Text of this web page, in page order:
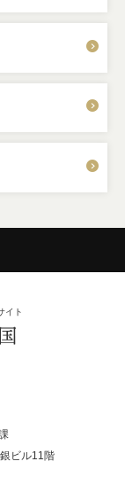
イト
ビル11階